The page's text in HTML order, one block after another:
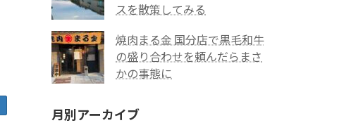
スを散策してみる
焼肉まる金 国分店で黒毛和牛
の盛り合わせを頼んだらまさ
かの事態に
月別アーカイブ